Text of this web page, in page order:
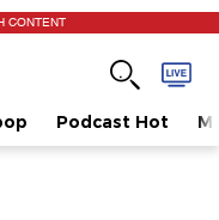
CONTENT
Podcast Hot